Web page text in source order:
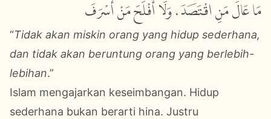
مَا عَالَ مَنِ اقْتَصَدَ، وَلَا أَفْلَحَ مَنْ أَسْرَفَ
“Tidak akan miskin orang yang hidup sederhana,
dan tidak akan beruntung orang yang berlebih-
lebihan.”
Islam mengajarkan keseimbangan. Hidup
sederhana bukan berarti hina. Justru